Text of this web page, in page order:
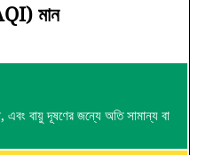
মান
বায়ু দূষণের জন্যে অতি সামান্য বা